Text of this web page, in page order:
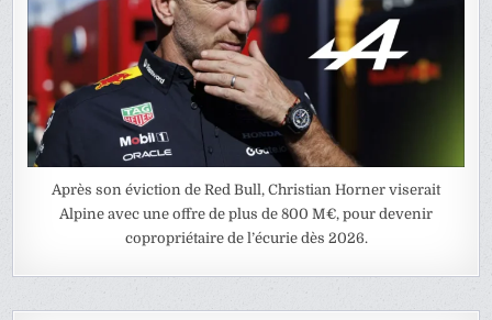
Après son éviction de Red Bull, Christian Horner viserait
Alpine avec une offre de plus de 800 M€, pour devenir
copropriétaire de l’écurie dès 2026.